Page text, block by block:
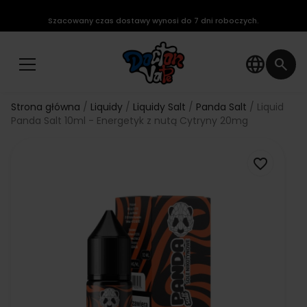
language search
Szacowany czas dostawy wynosi do 7 dni roboczych.
Strona główna Liquidy Liquidy Salt Panda Salt
Liquid
Panda Salt 10ml - Energetyk z nutą Cytryny 20mg
favorite_border